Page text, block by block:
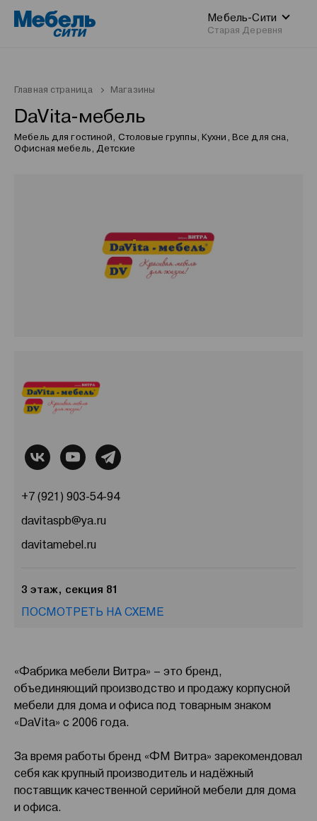
Мебель-Сити
Старая Деревня
Главная страница Магазины
DaVita-мебель
Мебель для гостиной, Столовые группы, Кухни, Все для сна,
Офисная мебель, Детские
+7 (921) 903-54-94
davitaspb@ya.ru
davitamebel.ru
3 этаж, секция 81
ПОСМОТРЕТЬ НА СХЕМЕ
«Фабрика мебели Витра» – это бренд,
объединяющий производство и продажу корпусной
мебели для дома и офиса под товарным знаком
«DaVita» с 2006 года.
За время работы бренд «ФМ Витра» зарекомендовал
себя как крупный производитель и надёжный
поставщик качественной серийной мебели для дома
и офиса.